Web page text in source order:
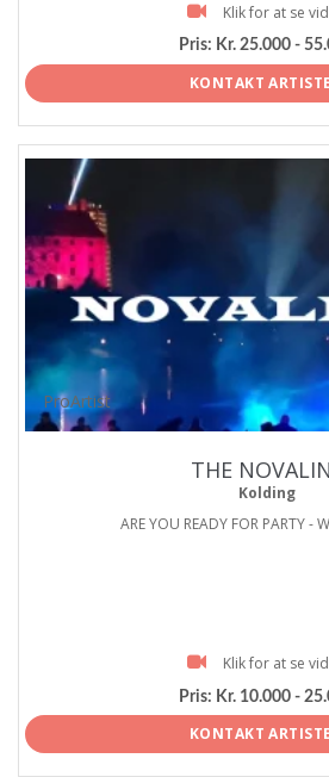
Klik for at se
Pris: Kr. 25.000 -
KONTAKT
ProArtist
THE
Kolding
ARE YOU READY FOR PARTY -
Klik for at se
Pris: Kr. 10.000 -
KONTAKT